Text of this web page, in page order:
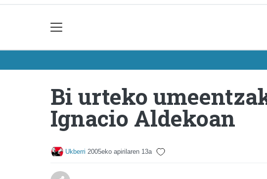
Bi urteko
Ignacio Aldekoan
Ukberri 2005eko apirilaren 13a